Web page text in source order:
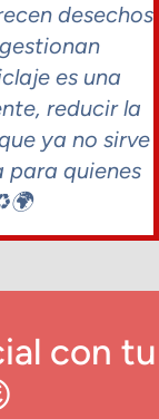
desechos
es una
reducir la
ya no sirve
para quienes
con tu